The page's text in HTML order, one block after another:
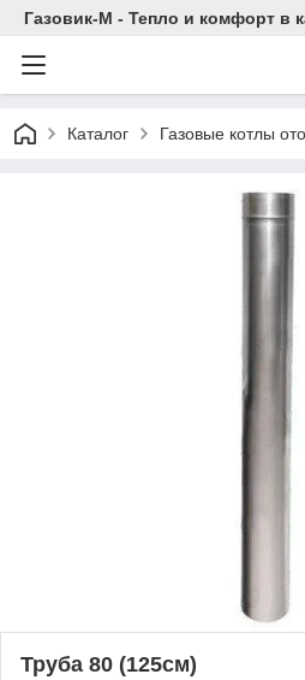
Газовик-М - Тепло и комфорт в
Каталог Газовые котлы
Труба 80 (125см)